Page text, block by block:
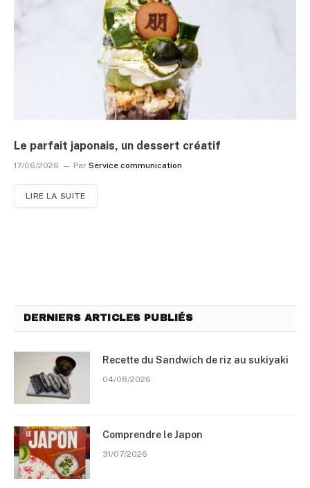
Le parfait japonais, un dessert créatif
17/06/2026 Par Service communication
LIRE LA SUITE
DERNIERS ARTICLES PUBLIÉS
Recette du Sandwich de riz au sukiyaki
04/08/2026
Comprendre le Japon
31/07/2026